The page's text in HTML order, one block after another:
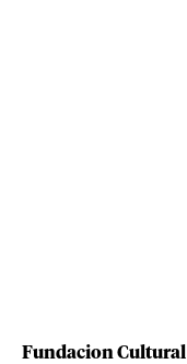
Fundacion Cultural